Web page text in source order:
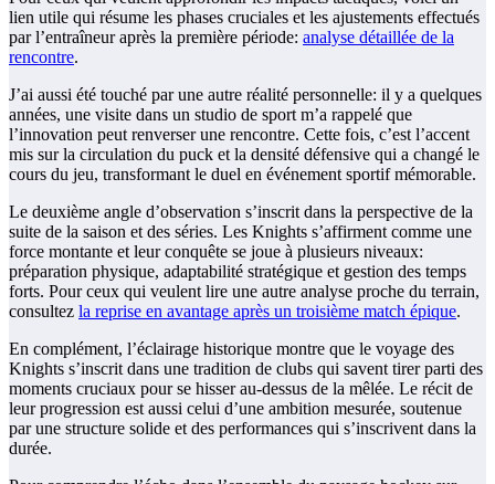
lien utile qui résume les phases cruciales et les ajustements effectués
par l’entraîneur après la première période: analyse détaillée de la
rencontre.
J’ai aussi été touché par une autre réalité personnelle: il y a quelques
années, une visite dans un studio de sport m’a rappelé que
l’innovation peut renverser une rencontre. Cette fois, c’est l’accent
mis sur la circulation du puck et la densité défensive qui a changé le
cours du jeu, transformant le duel en événement sportif mémorable.
Le deuxième angle d’observation s’inscrit dans la perspective de la
suite de la saison et des séries. Les Knights s’affirment comme une
force montante et leur conquête se joue à plusieurs niveaux:
préparation physique, adaptabilité stratégique et gestion des temps
forts. Pour ceux qui veulent lire une autre analyse proche du terrain,
consultez la reprise en avantage après un troisième match épique.
En complément, l’éclairage historique montre que le voyage des
Knights s’inscrit dans une tradition de clubs qui savent tirer parti des
moments cruciaux pour se hisser au-dessus de la mêlée. Le récit de
leur progression est aussi celui d’une ambition mesurée, soutenue
par une structure solide et des performances qui s’inscrivent dans la
durée.